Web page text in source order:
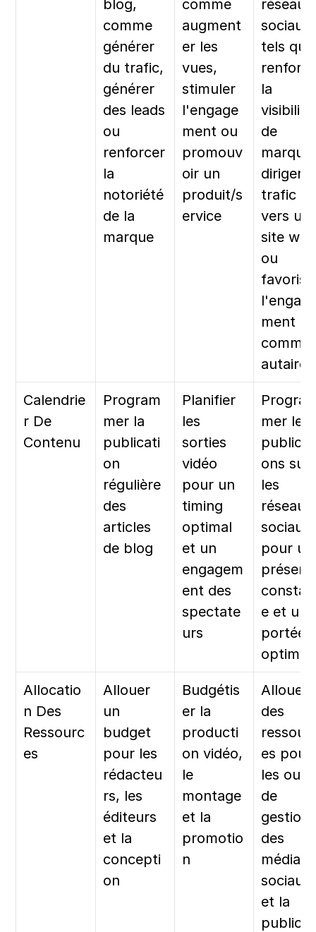
blog,
comme
générer
du trafic,
générer
des leads
ou
renforcer
la
notoriété
de la
marque
comme
augment
er les
vues,
stimuler
l'engage
ment ou
promouv
oir un
produit/s
ervice
réseaux
sociaux,
tels que
la
visibilité
de
marque,
diriger
trafic
vers un
site
ou
ment
autaire
Calendrie
r De
Contenu
Program
mer la
publicati
on
régulière
des
articles
de blog
Planifier
les
sorties
vidéo
pour un
timing
optimal
et un
engagem
ent des
spectate
urs
mer les
ons sur
les
réseaux
sociaux
pour
e et une
portée
Allocatio
n Des
Ressourc
es
Allouer
un
budget
pour les
rédacteu
rs, les
éditeurs
et la
concepti
on
Budgétis
er la
producti
on vidéo,
le
montage
et la
promotio
n
Allouer
des
es pour
les
de
gestion
des
médias
sociaux
et la